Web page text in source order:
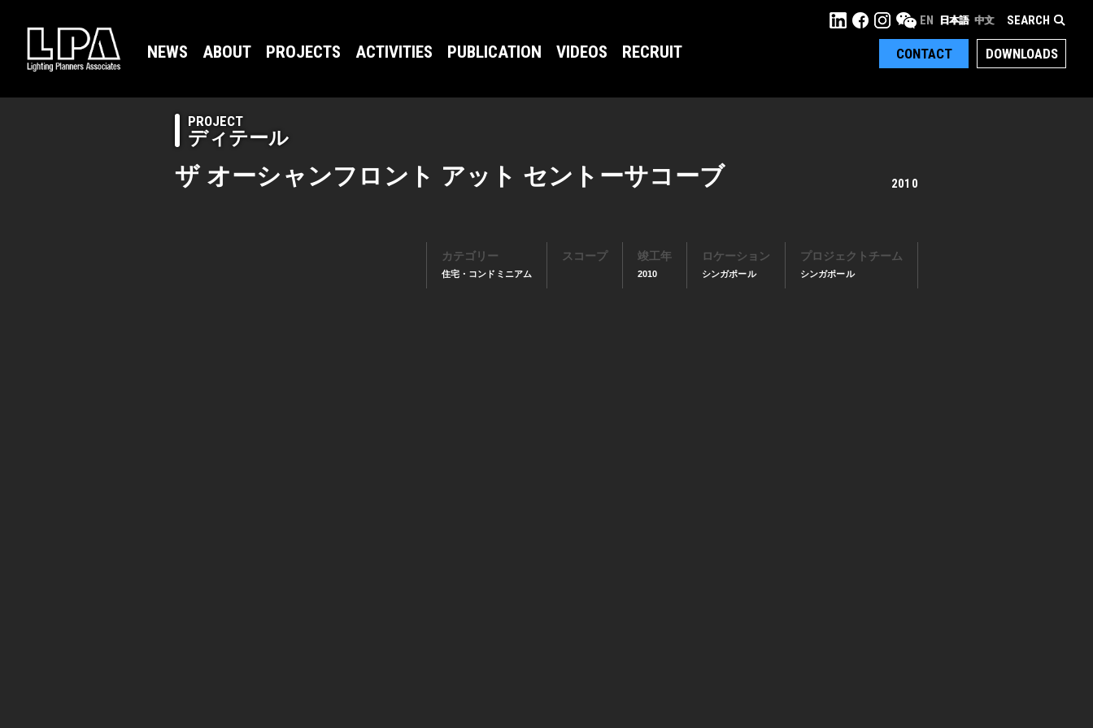
NEWS ABOUT PROJECTS ACTIVITIES PUBLICATION VIDEOS RECRUIT DOWNLOADS
CONTACT
SEARCH
EN 日本語 中文
PROJECT
ディテール
ザ オーシャンフロント アット セントーサコーブ 2010
カテゴリー
住宅・コンドミニアム
スコープ 竣工年
2010
ロケーション
シンガポール
プロジェクトチーム
シンガポール